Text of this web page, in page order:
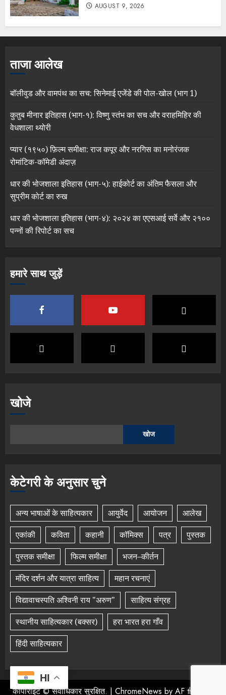
AUGUST 9, 2026
ताजा आलेख
बॉलीवुड और वामपंथ का सच: सिनेमाई एजेंडे की पोल-खोल (भाग 1)
कुतुब मीनार इतिहास (भाग-१): विष्णु स्तंभ का सच और वराहमिहिर की
वेधशाला थ्योरी
प्यार (१९५०) फ़िल्म समीक्षा: राज कपूर और नरगिस का मनोरंजक
रोमांटिक-कॉमेडी अंदाज़
धार की भोजशाला इतिहास (भाग-५): हाईकोर्ट का अंतिम फैसला और
सुप्रीम कोर्ट का रुख
धार की भोजशाला इतिहास (भाग-४): २०२४ का एएसआई सर्वे और २१००
पन्नों की रिपोर्ट का सच
हमारे साथ जुड़ें
खोजे
खोज
केटेगरी के अनुसार चुने
अन्य भाषाओं के साहित्यकार आयुर्वेद आयोजन
आलेख
एकांकी
कविता कहानी कॉमिक्स पत्र
पुस्तक
पुस्तक समीक्षा
फिल्म समीक्षा
भजन–कीर्तन
मंदिर दर्शन और यात्रा साहित्य
महान रचनाएं
विद्यावाचस्पति अश्विनी राय "अरुण"
साहित्य संग्रह
स्थानीय साहित्यकार (बक्सर)
हरा भारत हरा गाँव
हिंदी साहित्यकार
कॉपीराइट © सर्वाधिकार सुरक्षित. | ChromeNews by AF themes.
HI